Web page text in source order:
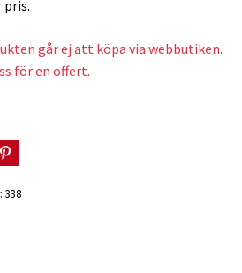
pris.
går ej att köpa via webbutiken.
för en offert.
338